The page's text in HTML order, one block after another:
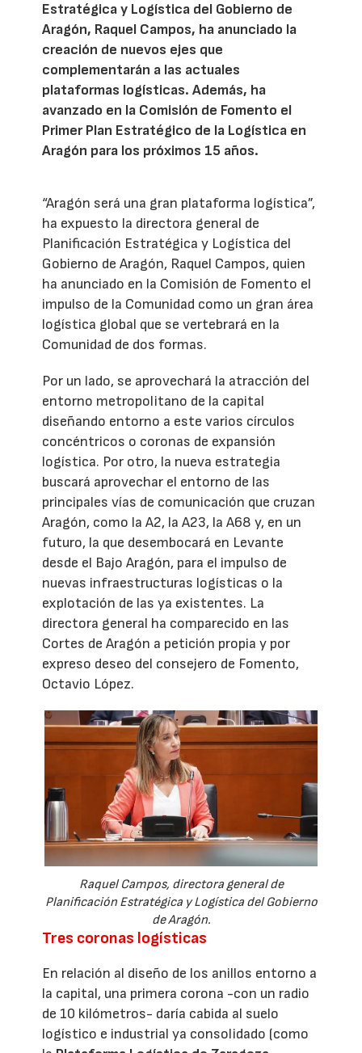
Estratégica y Logística del Gobierno de
Aragón, Raquel Campos, ha anunciado la
creación de nuevos ejes que
complementarán a las actuales
plataformas logísticas. Además, ha
avanzado en la Comisión de Fomento el
Primer Plan Estratégico de la Logística en
Aragón para los próximos 15 años.
“Aragón será una gran plataforma logística”,
ha expuesto la directora general de
Planificación Estratégica y Logística del
Gobierno de Aragón, Raquel Campos, quien
ha anunciado en la Comisión de Fomento el
impulso de la Comunidad como un gran área
logística global que se vertebrará en la
Comunidad de dos formas.
Por un lado, se aprovechará la atracción del
entorno metropolitano de la capital
diseñando entorno a este varios círculos
concéntricos o coronas de expansión
logística. Por otro, la nueva estrategia
buscará aprovechar el entorno de las
principales vías de comunicación que cruzan
Aragón, como la A2, la A23, la A68 y, en un
futuro, la que desembocará en Levante
desde el Bajo Aragón, para el impulso de
nuevas infraestructuras logísticas o la
explotación de las ya existentes. La
directora general ha comparecido en las
Cortes de Aragón a petición propia y por
expreso deseo del consejero de Fomento,
Octavio López.
Raquel Campos, directora general de
Planificación Estratégica y Logística del Gobierno
de Aragón.
Tres coronas logísticas
En relación al diseño de los anillos entorno a
la capital, una primera corona -con un radio
de 10 kilómetros- daría cabida al suelo
logístico e industrial ya consolidado (como